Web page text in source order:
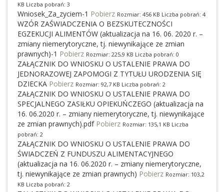
KB Liczba pobrań: 3
Wniosek_Za_zyciem-1 Pobierz Rozmiar: 456 KB Liczba pobrań: 4
WZÓR ZAŚWIADCZENIA O BEZSKUTECZNOŚCI
EGZEKUCJI ALIMENTÓW (aktualizacja na 16. 06. 2020 r. –
zmiany niemerytoryczne, tj. niewynikające ze zmian
prawnych)-1 Pobierz Rozmiar: 225,9 KB Liczba pobrań: 0
ZAŁĄCZNIK DO WNIOSKU O USTALENIE PRAWA DO
JEDNORAZOWEJ ZAPOMOGI Z TYTUŁU URODZENIA SIĘ
DZIECKA Pobierz Rozmiar: 92,7 KB Liczba pobrań: 2
ZAŁĄCZNIK DO WNIOSKU O USTALENIE PRAWA DO
SPECJALNEGO ZASIŁKU OPIEKUŃCZEGO (aktualizacja na
16. 06.2020 r. – zmiany niemerytoryczne, tj. niewynikające
ze zmian prawnych).pdf Pobierz Rozmiar: 135,1 KB Liczba
pobrań: 2
ZAŁĄCZNIK DO WNIOSKU O USTALENIE PRAWA DO
ŚWIADCZEŃ Z FUNDUSZU ALIMENTACYJNEGO
(aktualizacja na 16. 06.2020 r. – zmiany niemerytoryczne,
tj. niewynikające ze zmian prawnych) Pobierz Rozmiar: 103,2
KB Liczba pobrań: 2